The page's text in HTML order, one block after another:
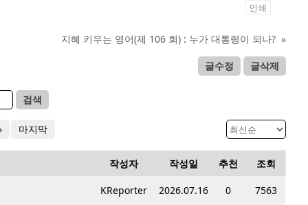
인쇄
지혜 키우는 영어(제 106 회) : 누가 대통령이 되나? »
글수정 글삭제
검색
마지막
작성자 작성일 추천 조회
KReporter 2026.07.16 0
7563